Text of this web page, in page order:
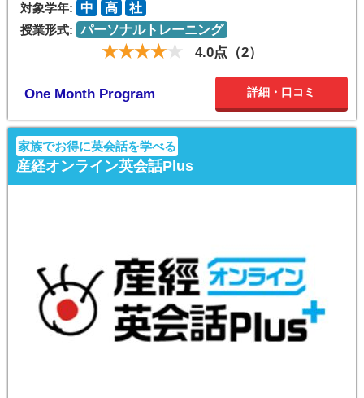
対象学年: 中 高
社
授業形式: パーソナルトレーニング
4.0点（2）
One Month Program 詳細・口コミ
家族でお得に英会話を学べる
産経オンライン英会話Plus